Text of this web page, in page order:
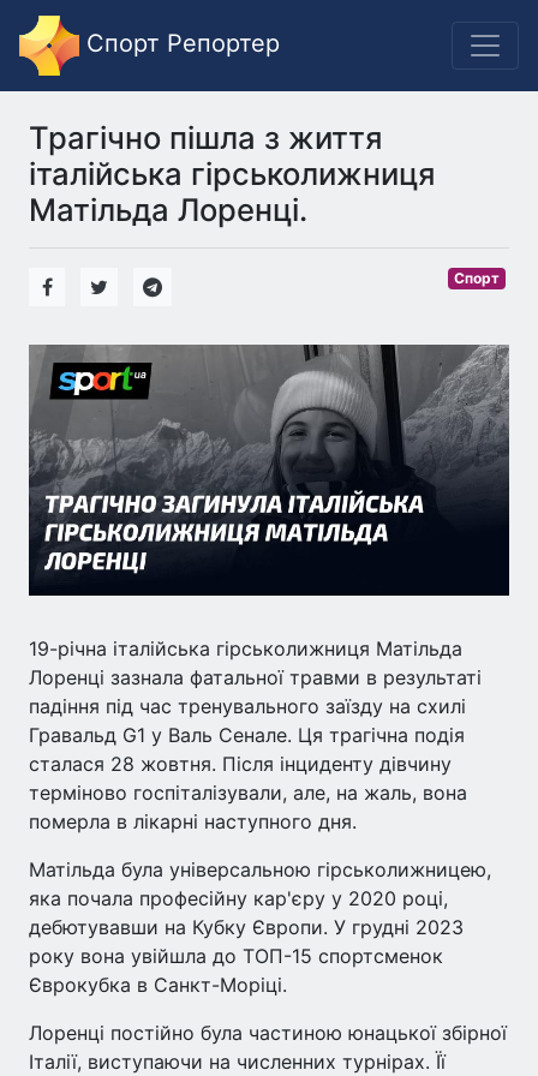
Спорт Репортер
Трагічно пішла з життя
італійська гірськолижниця
Матільда Лоренці.
Спорт
19-річна італійська гірськолижниця Матільда
Лоренці зазнала фатальної травми в результаті
падіння під час тренувального заїзду на схилі
Гравальд G1 у Валь Сенале. Ця трагічна подія
сталася 28 жовтня. Після інциденту дівчину
терміново госпіталізували, але, на жаль, вона
померла в лікарні наступного дня.
Матільда була універсальною гірськолижницею,
яка почала професійну кар'єру у 2020 році,
дебютувавши на Кубку Європи. У грудні 2023
року вона увійшла до ТОП-15 спортсменок
Єврокубка в Санкт-Моріці.
Лоренці постійно була частиною юнацької збірної
Італії, виступаючи на численних турнірах. Її